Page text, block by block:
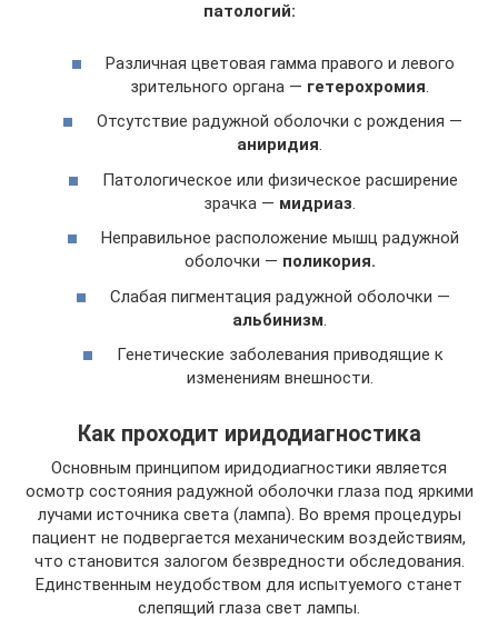
патологий:
Различная цветовая гамма правого и левого
зрительного органа — гетерохромия
Отсутствие радужной оболочки с рождения —
аниридия.
Патологическое или физическое расширение
зрачка — мидриаз
Неправильное расположение мышц радужной
оболочки — поликория.
Слабая пигментация радужной оболочки —
альбинизм
Генетические заболевания приводящие к
изменениям внешности.
Как проходит иридодиагностика
Основным принципом иридодиагностики является
осмотр состояния радужной оболочки глаза под яркими
лучами источника света (лампа). Во время процедуры
пациент не подвергается механическим воздействиям,
что становится залогом безвредности обследования.
Единственным неудобством для испытуемого станет
слепящий глаза свет лампы.